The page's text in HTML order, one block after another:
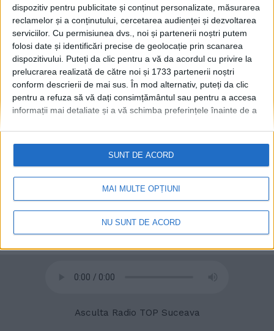
dispozitiv pentru publicitate și conținut personalizate, măsurarea
reclamelor și a conținutului, cercetarea audienței și dezvoltarea
serviciilor. Cu permisiunea dvs., noi și partenerii noștri putem
folosi date și identificări precise de geolocație prin scanarea
dispozitivului. Puteți da clic pentru a vă da acordul cu privire la
prelucrarea realizată de către noi și 1733 partenerii noștri
conform descrierii de mai sus. În mod alternativ, puteți da clic
pentru a refuza să vă dați consimțământul sau pentru a accesa
informații mai detaliate și a vă schimba preferințele înainte de a
retrageți consimțământul în orice moment, revenind la acest site
și făcând clic pe butonul "Confidențialitate" din partea de jos a
paginii web.
MAI MULTE OPȚIUNI
NU SUNT DE ACORD
SUNT DE ACORD
© 2020Radio TOP Suceava 104 FM
Asculta Radio TOP Suceava